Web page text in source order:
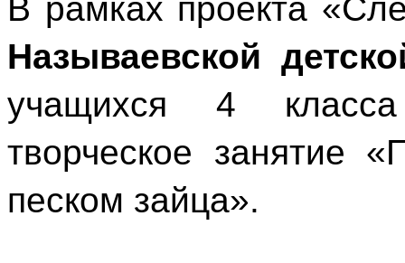
В рамках проекта
Называевской
учащихся 4 класса
творческое занятие
песком зайца».